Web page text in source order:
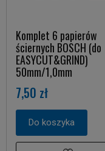
Komplet 6 papierów
ściernych BOSCH (do
EASYCUT&GRIND)
50mm/1,0mm
7,50 zł
Do koszyka